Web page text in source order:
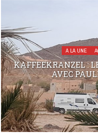
A LA UNE
KAFFEEKRANZEL :
AVEC